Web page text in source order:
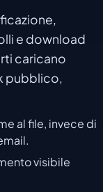
e download
caricano
pubblico,
al file, invece di
visibile